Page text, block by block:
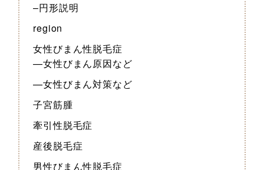
–円形説明
region
女性びまん性脱毛症
—女性びまん原因など
—女性びまん対策など
子宮筋腫
牽引性脱毛症
産後脱毛症
男性びまん性脱毛症